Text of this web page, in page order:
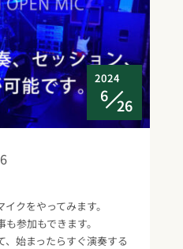
2024
6
26
クをやってみます。
参加もできます。
始まったらすぐ演奏する